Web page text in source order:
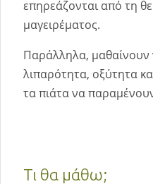
επηρεάζονται από τη
μαγειρέματος.
Παράλληλα,
λιπαρότητα, οξύτητα
τα πιάτα να
Τι θα μάθω;